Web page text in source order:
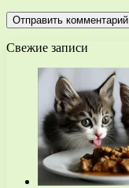
Свежие записи